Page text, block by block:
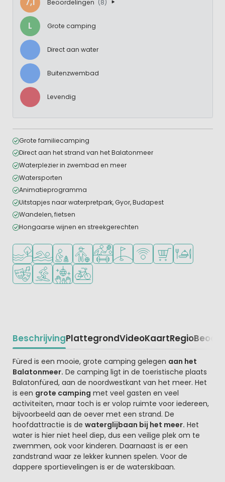
Beoordelingen (8)
L Grote camping
Direct aan water
Buitenzwembad
Levendig
Grote familiecamping
Direct aan het strand van het Balatonmeer
Waterplezier in zwembad en meer
Watersporten
Animatieprogramma
Uitstapjes naar waterpretpark, Gyor, Budapest
Wandelen, fietsen
Hongaarse wijnen en streekgerechten
Ligt bij het water
Openlucht zwembad
Aanbevolen voor jonge kinderen
Aanbevolen voor tieners
Veel mogelijkheden om te sporten
Golfbaan in de buurt
WiFi beschikbaar
Campingwinkel/
Restaurant of
Animatieprogramma
Watersportfaciliteiten
DiscotheekFietsverhuur
BeschrijvingPlattegrondVideoKaartRegio
Beschrijving
Füred is een mooie, grote camping gelegen aan het
Balatonmeer. De camping ligt in de toeristische plaats
Balatonfüred, aan de noordwestkant van het meer. Het
is een grote camping met veel gasten en veel
activiteiten, maar toch is er volop ruimte voor iedereen,
bijvoorbeeld aan de oever met een strand. De
hoofdattractie is de waterglijbaan bij het meer. Het
water is hier niet heel diep, dus een veilige plek om te
zwemmen, ook voor kinderen. Daarnaast is er een
zandstrand waar ze lekker kunnen spelen. Voor de
dappere sportievelingen is er de waterskibaan.